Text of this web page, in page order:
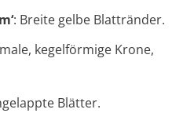
: Breite gelbe Blattränder.
kegelförmige Krone,
Blätter.